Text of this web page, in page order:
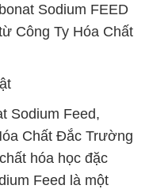
Sodium FEED
Công Ty Hóa Chất
Sodium Feed,
Chất Đắc Trường
hóa học đặc
Feed là một